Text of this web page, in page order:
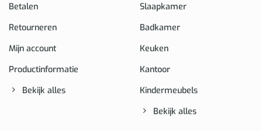
Betalen
Retourneren
Mijn account
Productinformatie
Bekijk alles
Slaapkamer
Badkamer
Keuken
Kantoor
Kindermeubels
Bekijk alles